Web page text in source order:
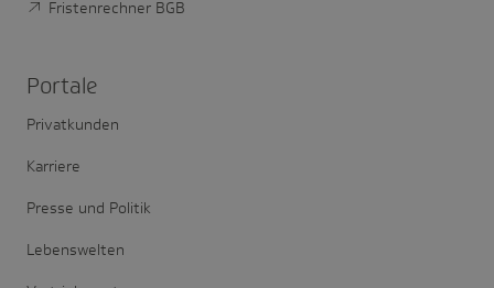
Fristenrechner BGB
Portale
Privatkunden
Karriere
Presse und Politik
Lebenswelten